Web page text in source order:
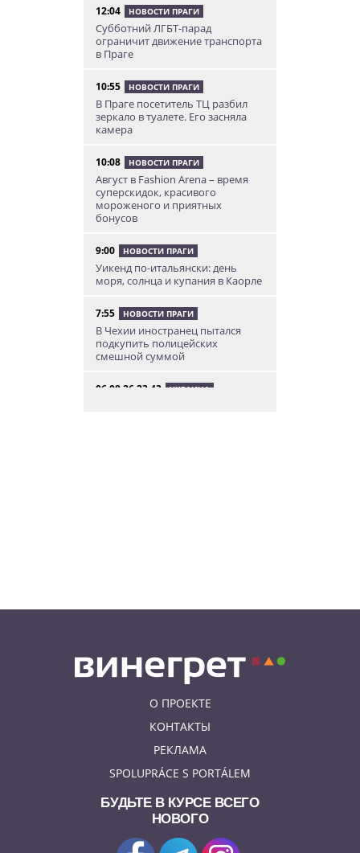
12:04 НОВОСТИ ПРАГИ
Субботний ЛГБТ-парад
ограничит движение транспорта
в Праге
10:55 НОВОСТИ ПРАГИ
В Праге посетитель ТЦ разбил
зеркало в туалете. Его засняла
камера
10:08 НОВОСТИ ПРАГИ
Август в Fashion Arena – время
суперскидок, красивого
мороженого и приятных
бонусов
9:00 НОВОСТИ ПРАГИ
Уикенд по-итальянски: день
моря, солнца и купания в Каорле
7:55 НОВОСТИ ПРАГИ
В Чехии иностранец пытался
подкупить полицейских
смешной суммой
06.08.26 23:43 УКРАИНА
О ПРОЕКТЕ
КОНТАКТЫ
РЕКЛАМА
SPOLUPRÁCE S PORTÁLEM
БУДЬТЕ В КУРСЕ ВСЕГО
НОВОГО